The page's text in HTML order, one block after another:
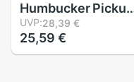
Humbucker
Nacken Alnico V
aufsammeln
Schwarz
UVP:28,39 €
25,59 €